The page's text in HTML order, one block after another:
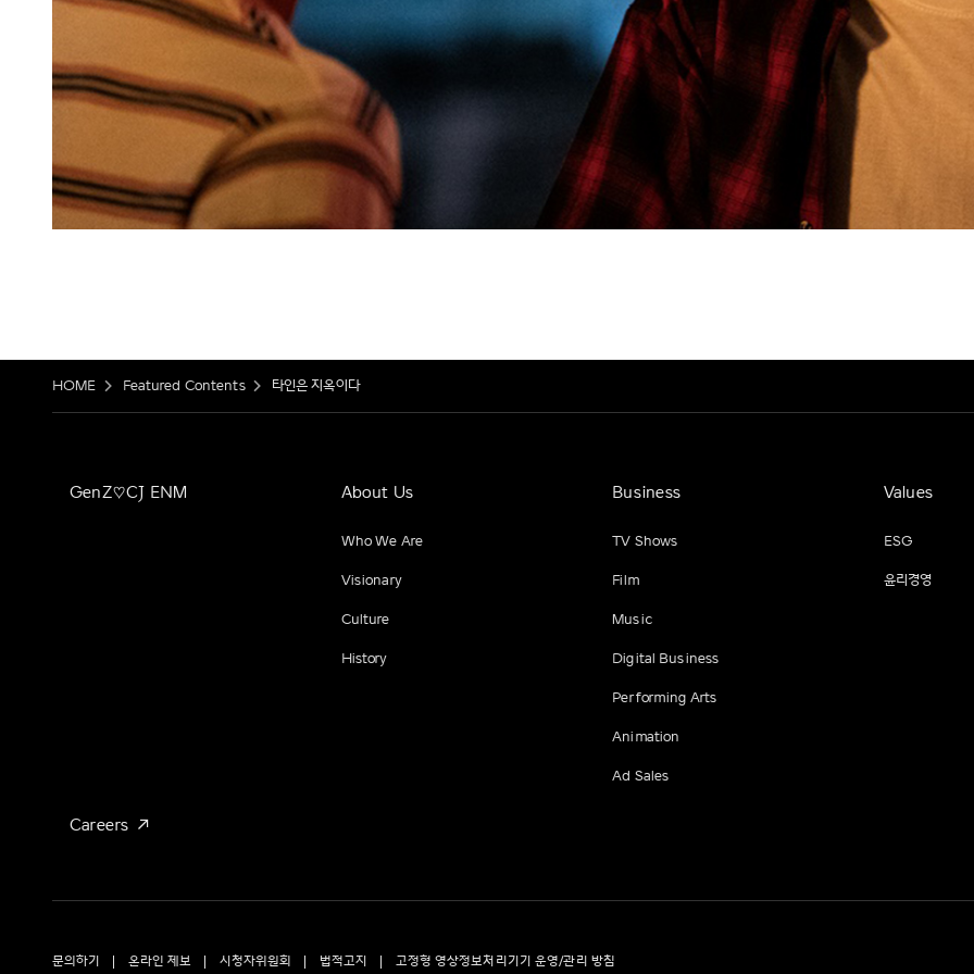
HOME Featured Contents 타인은 지옥이다
GenZ♡CJ ENM About Us
Who We Are
Visionary
Culture
History
Business
TV Shows
Film
Music
Digital Business
Performing Arts
Animation
Ad Sales
Values
ESG
윤리경영
Careers
문의하기 온라인 제보 시청자위원회 법적고지 고정형 영상정보처리기기 운영/관리 방침